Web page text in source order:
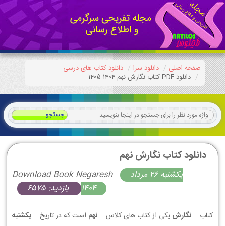
صفحه اصلی دانلود سرا
دانلود کتاب های درسی
دانلود PDF کتاب نگارش نهم 1404-1405
دانلود کتاب نگارش نهم
Download Book Negaresh
يكشنبه 26 مرداد
1404
بازدید: 6575
کتاب نگارش یکی از کتاب های کلاس نهم است که در تاریخ
يكشنبه